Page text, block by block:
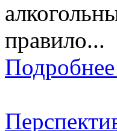
правило...